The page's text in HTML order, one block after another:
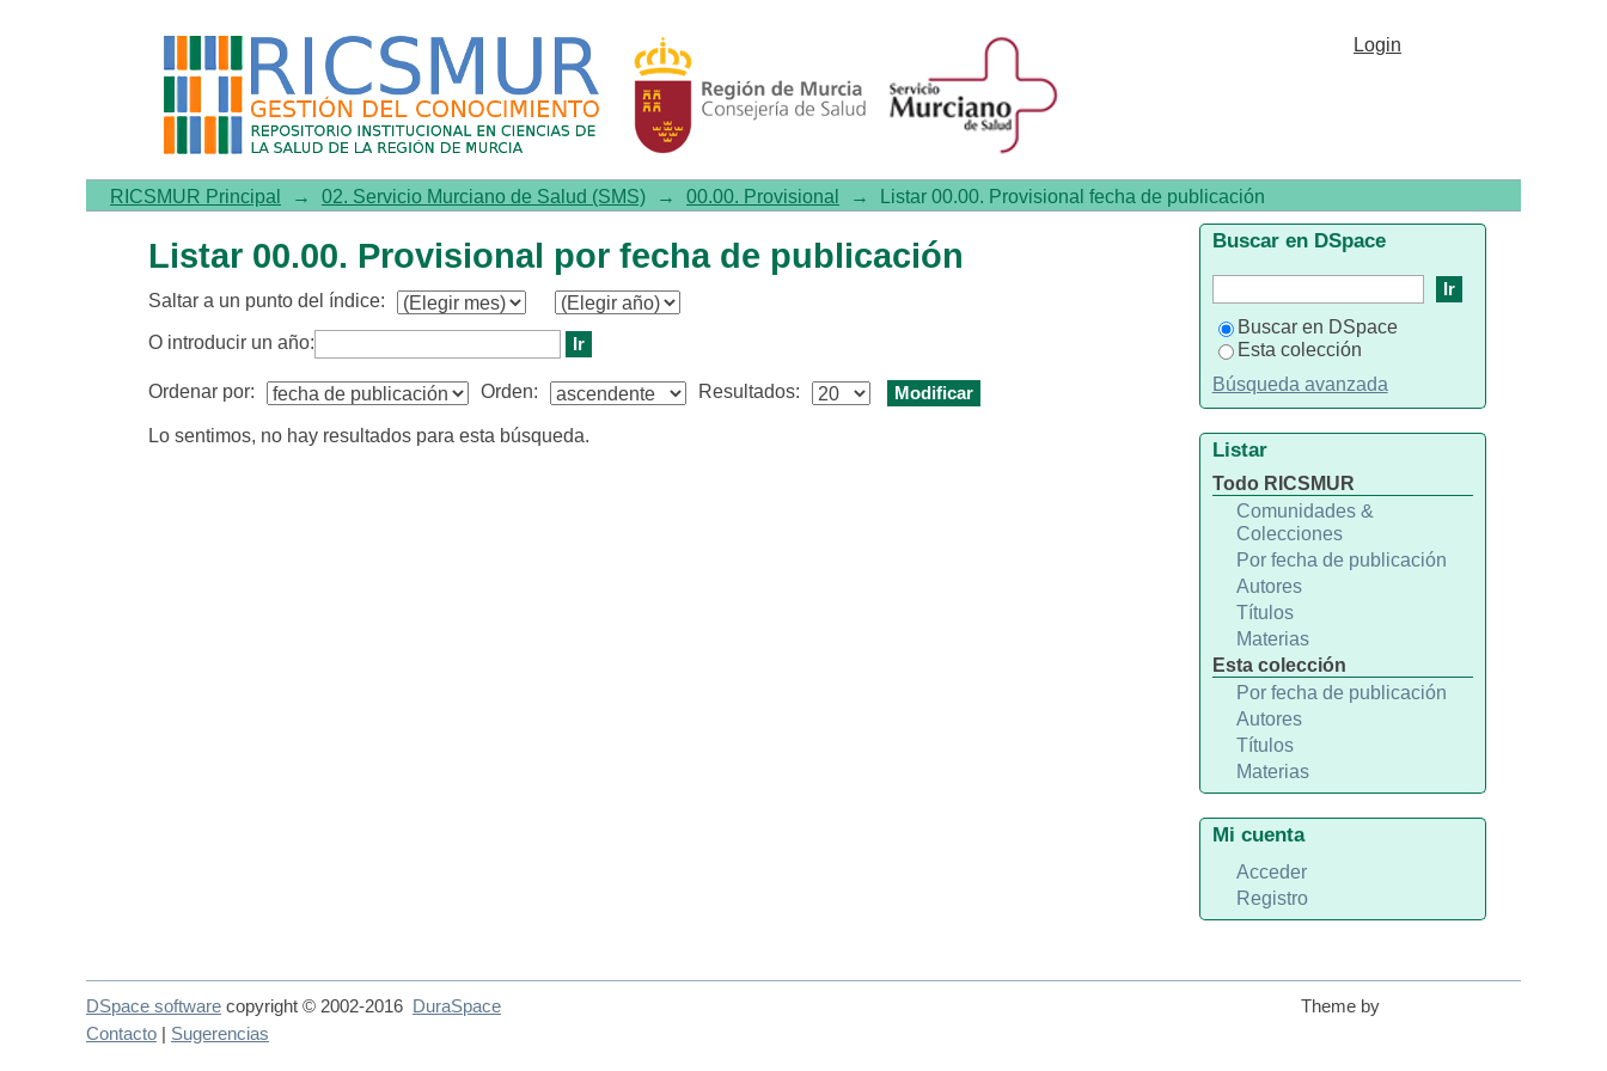
Listar 00.00. Provisional por fecha de publicación Login
RICSMUR Principal → 02. Servicio Murciano de Salud (SMS) → 00.00. Provisional → Listar 00.00. Provisional fecha de publicación
Listar 00.00. Provisional por fecha de publicación
Saltar a un punto del índice:
O introducir un año:
Ordenar por: Orden: Resultados:
Lo sentimos, no hay resultados para esta búsqueda.
Buscar en DSpace
Buscar en DSpace
Esta colección
Búsqueda avanzada
Listar
Todo RICSMUR
Comunidades &
Colecciones
Por fecha de publicación
Autores
Títulos
Materias
Esta colección
Por fecha de publicación
Autores
Títulos
Materias
Mi cuenta
Acceder
Registro
DSpace software copyright © 2002-2016 DuraSpace
Theme by
Contacto
Sugerencias